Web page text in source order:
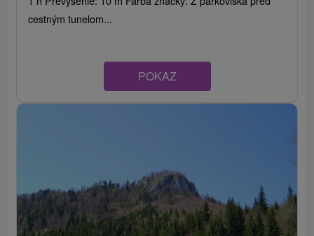
cestným tunelom...
POKAZ